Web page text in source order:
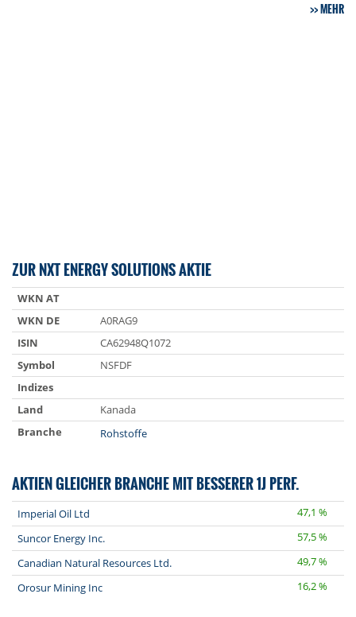
MEHR
ZUR NXT ENERGY SOLUTIONS AKTIE
WKN AT
WKN DE
A0RAG9
ISIN
CA62948Q1072
Symbol
NSFDF
Indizes
Land
Kanada
Branche
Rohstoffe
AKTIEN GLEICHER BRANCHE MIT BESSERER 1J PERF.
Imperial Oil Ltd
47,1 %
Suncor Energy Inc.
57,5 %
Canadian Natural Resources Ltd.
49,7 %
Orosur Mining Inc
16,2 %